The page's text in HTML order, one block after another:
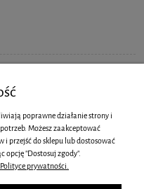
HAUS BH-2648
99,00 zł
poprawne działanie strony i
Możesz zaakceptować
i przejść do sklepu lub dostosować
opcję "Dostosuj zgody".
prywatności.